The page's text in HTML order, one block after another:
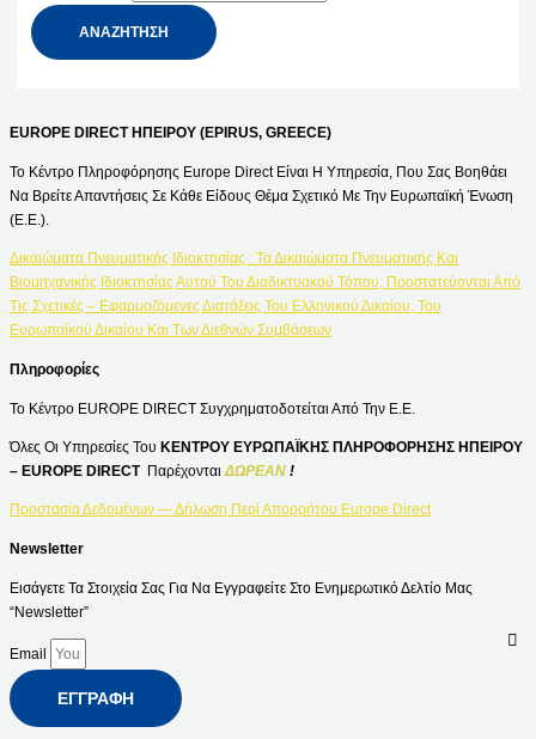
EUROPE DIRECT ΗΠΕΙΡΟΥ (EPIRUS, GREECE)
Το Κέντρο Πληροφόρησης Europe Direct Είναι Η Υπηρεσία, Που Σας Βοηθάει
Να Βρείτε Απαντήσεις Σε Κάθε Είδους Θέμα Σχετικό Με Την Ευρωπαϊκή Ένωση
(Ε.Ε.).
Δικαιώματα Πνευματικής Ιδιοκτησίας : Τα Δικαιώματα Πνευματικής Και
Βιομηχανικής Ιδιοκτησίας Αυτού Του Διαδικτυακού Τόπου, Προστατεύονται Από
Τις Σχετικές – Εφαρμοζόμενες Διατάξεις Του Ελληνικού Δικαίου, Του
Ευρωπαϊκού Δικαίου Και Των Διεθνών Συμβάσεων
Πληροφορίες
Το Κέντρο EUROPE DIRECT Συγχρηματοδοτείται Από Την Ε.Ε.
Όλες Οι Υπηρεσίες Του ΚΕΝΤΡΟΥ ΕΥΡΩΠΑΪΚΗΣ ΠΛΗΡΟΦΟΡΗΣΗΣ ΗΠΕΙΡΟΥ
– EUROPE DIRECT Παρέχονται ΔΩΡΕΑΝ !
Προστασία Δεδομένων — Δήλωση Περί Απορρήτου Europe Direct
Newsletter
Εισάγετε Τα Στοιχεία Σας Για Να Εγγραφείτε Στο Ενημερωτικό Δελτίο Μας
“Newsletter”
Email
ΕΓΓΡΑΦΉ